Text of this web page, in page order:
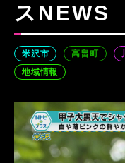
スNEWS
米沢市 高畠町
地域情報